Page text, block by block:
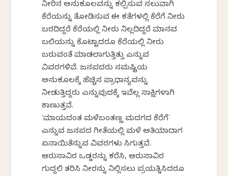
ನೀರಿನ ಅನುಕೂಲವನ್ನು ಕಲ್ಪಿಸುವ ಸಲುವಾಗಿ
ಕೆರೆಯನ್ನು ತೋಡಿಸುವ ಈ ಕತೆಗಳಲ್ಲಿ ಕೆರೆಗೆ ನೀರು
ಬರದಿದ್ದರೆ ಕೆರೆಯಲ್ಲಿ ನೀರು ನಿಲ್ಲದಿದ್ದರೆ ಮಾನವ
ಬಲಿಯನ್ನು ಕೊಟ್ಟಾದರೂ ಕೆರೆಯಲ್ಲಿ ನೀರು
ಬರುವಂತೆ ಮಾಡಲಾಗುತ್ತಿತ್ತು ಎನ್ನುವ
ವಿವರಗಳಿವೆ. ಜನಪದರು ಸಮಷ್ಟಿಯ
ಅನುಕೂಲಕ್ಕೆ ಹೆಚ್ಚಿನ ಪ್ರಾಧಾನ್ಯವನ್ನು
ನೀಡುತ್ತಿದ್ದರು ಎನ್ನುವುದಕ್ಕೆ ಇವೆಲ್ಲ ಸಾಕ್ಷಿಗಳಾಗಿ
ಕಾಣುತ್ತವೆ.
ʻಮಾಯದಂತ ಮಳೆಬಂತಣ್ಣ ಮದಗದ ಕೆರೆಗೆʼ
ಎನ್ನುವ ಜನಪದ ಗೀತೆಯಲ್ಲಿ ಮಳೆ ಅತಿಯಾದಾಗ
ಏನಾಯಿತೆನ್ನುವ ವಿವರಗಳು ಸಿಗುತ್ತವೆ.
ಆರುಸಾವಿರ ಒಡ್ಡರನ್ನು ಕರೆಸಿ, ಆರುಸಾವಿರ
ಗುದ್ದಲಿ ತರಿಸಿ ನೀರನ್ನು ನಿಲ್ಲಿಸಲು ಪ್ರಯತ್ನಿಸಿದರೂ